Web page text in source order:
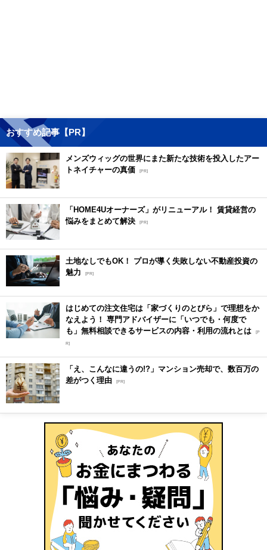
おすすめ記事【PR】
メンズウィッグの世界にまた新たな技術を投入したアー
トネイチャーの真価 [PR]
「HOME4Uオーナーズ」がリニューアル！ 賃貸経営の
悩みをまとめて解決 [PR]
土地なしでもOK！ プロが導く失敗しない不動産投資の
魅力
[PR]
はじめての注文住宅は「家づくりのとびら」で理想をか
なえよう！ 専門アドバイザーに「いつでも・何度で
も」無料相談できるサービスの内容・利用の流れとは [P
R]
「え、こんなに違うの!?」マンション売却で、数百万の
差がつく理由 [PR]